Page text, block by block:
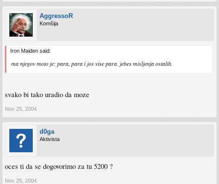
AggressoR
Komšija
Iron Maiden said:
ma njegov moto je: para, para i jos vise para. jebes misljenja ostalih.
svako bi tako uradio da moze
Nov 25, 2004
d0ga
Aktivista
oces ti da se dogovorimo za tu 5200 ?
Nov 25, 2004